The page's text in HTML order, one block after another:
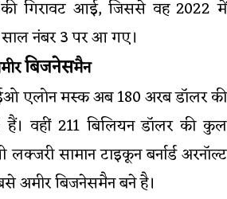
गिरावट आई, जिससे वह 2022 में
नंबर 3 पर आ गए।
बिजनेसमैन
एलोन मस्क अब 180 अरब डॉलर की
वहीं 211 बिलियन डॉलर की कुल
लक्जरी सामान टाइकून बर्नार्ड अरनॉल्ट
अमीर बिजनेसमैन बने है।